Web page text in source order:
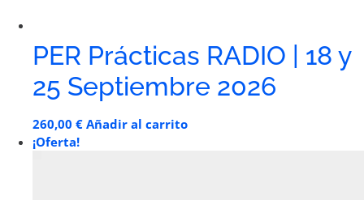
PER Prácticas RADIO | 18 y
25 Septiembre 2026
260,00 € Añadir al carrito
¡Oferta!